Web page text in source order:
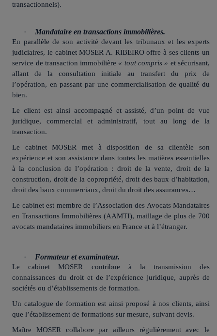
transactionnels).
· Mandataire en transactions immobilières.
En parallèle de son activité devant les tribunaux et les experts
judiciaires, le cabinet MOSER A. RIBEIRO offre à ses clients un
service de transaction immobilière « tout compris » et sécurisant,
allant de la consultation initiale au transfert du prix de
l’opération, en passant par une commercialisation de qualité du
bien.
Le client est ainsi accompagné et assisté, d’un point de vue
juridique, commercial et administratif, tout au long de la
transaction.
Le cabinet MOSER met à disposition de sa clientèle son
expérience et son assistance dans toutes les matières essentielles
à la conclusion de l’opération : droit de la vente, droit de la
construction, droit de la copropriété, droit des baux d’habitation,
droit des baux commerciaux, droit du droit des assurances…
Le cabinet est membre de l’Association des Avocats Mandataires
en Transactions Immobilières (AAMTI), maillage de plus de 700
avocats mandataires immobiliers en France et à l’étranger.
· Formateur et examinateur.
Le cabinet MOSER contribue à la transmission des
connaissances du droit et de l’expérience juridique, auprès de
sociétés ou d’établissements de formation.
Un catalogue de formation est ainsi proposé à nos clients, ainsi
que l’établissement de formations sur mesure, suivant devis.
Maître MOSER collabore par ailleurs régulièrement avec le